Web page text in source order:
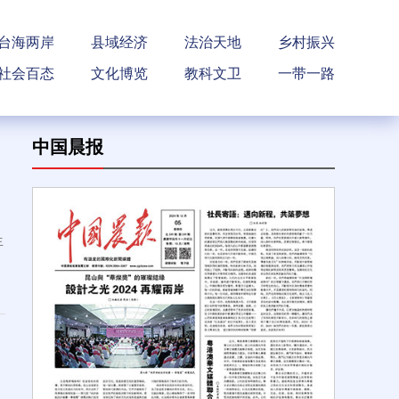
海两岸 县域经济 法治天地
乡村振兴
会百态
文化博览 教科文卫 一带一路
中国晨报